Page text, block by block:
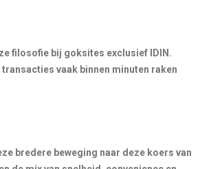
filosofie bij goksites exclusief IDIN.
vaak binnen minuten raken
bredere beweging naar deze koers van